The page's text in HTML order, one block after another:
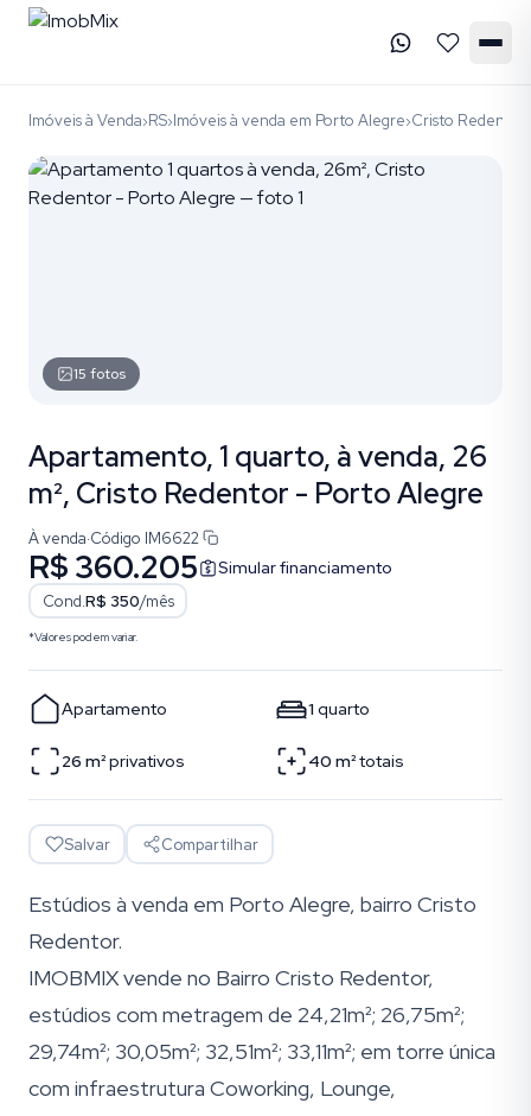
Imóveis à Venda›RS›Imóveis à venda em Porto Alegre›Cristo Redentor
15 fotos
Apartamento, 1 quarto, à venda, 26
m², Cristo Redentor - Porto Alegre
À venda·Código IM6622
R$ 360.205 Simular financiamento
Cond.R$ 350/mês
*Valores podem variar.
Apartamento 1 quarto
26 m²privativos 40 m²totais
Salvar Compartilhar
Estúdios à venda em Porto Alegre, bairro Cristo
Redentor.
IMOBMIX vende no Bairro Cristo Redentor,
estúdios com metragem de 24,21m²; 26,75m²;
29,74m²; 30,05m²; 32,51m²; 33,11m²; em torre única
com infraestrutura Coworking, Lounge,